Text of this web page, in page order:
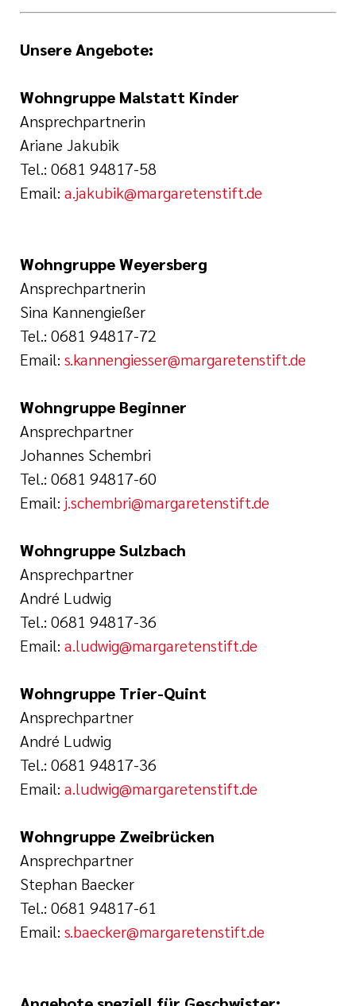
Unsere Angebote:
Wohngruppe Malstatt Kinder
Ansprechpartnerin
Ariane Jakubik
Tel.: 0681 94817-58
Email: a.jakubik@margaretenstift.de
Wohngruppe Weyersberg
Ansprechpartnerin
Sina Kannengießer
Tel.: 0681 94817-72
Email: s.kannengiesser@margaretenstift.de
Wohngruppe Beginner
Ansprechpartner
Johannes Schembri
Tel.: 0681 94817-60
Email: j.schembri@margaretenstift.de
Wohngruppe Sulzbach
Ansprechpartner
André Ludwig
Tel.: 0681 94817-36
Email: a.ludwig@margaretenstift.de
Wohngruppe Trier-Quint
Ansprechpartner
André Ludwig
Tel.: 0681 94817-36
Email: a.ludwig@margaretenstift.de
Wohngruppe Zweibrücken
Ansprechpartner
Stephan Baecker
Tel.: 0681 94817-61
Email: s.baecker@margaretenstift.de